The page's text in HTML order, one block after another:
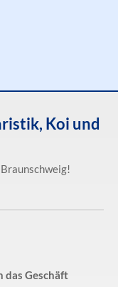
Koi und
das Geschäft